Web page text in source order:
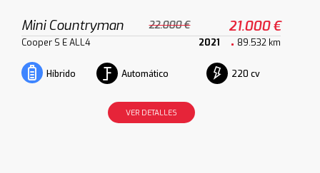
Mini Countryman 22.000 € 21.000 €
Cooper S E ALL4 2021 89.532 km
Híbrido Automático 220 cv
VER DETALLES